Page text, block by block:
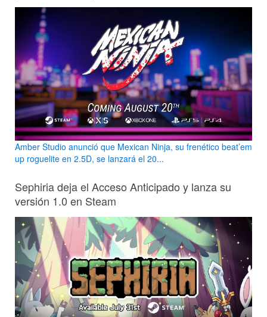
Amber Studio anunció que Mexican Ninja, su frenético beat’em
up roguelite en 2.5D, se lanzará el 20...
Sephiria deja el Acceso Anticipado y lanza su
versión 1.0 en Steam